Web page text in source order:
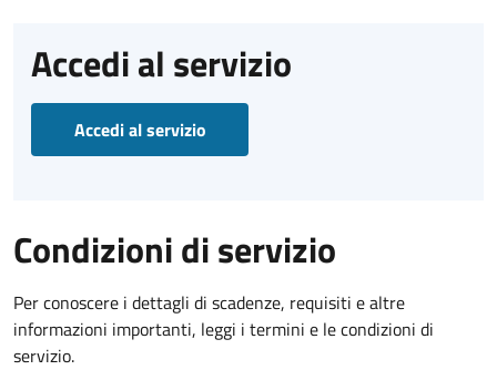
Accedi al servizio
Accedi al servizio
Condizioni di servizio
Per conoscere i dettagli di scadenze, requisiti e altre
informazioni importanti, leggi i termini e le condizioni di
servizio.